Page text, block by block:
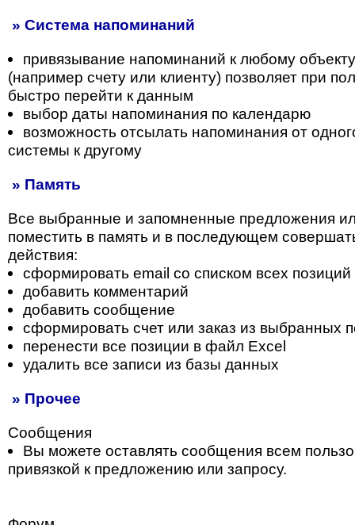
» Система напоминаний
привязывание напоминаний к любому
(например счету или клиенту) позволяет при
быстро перейти к данным
выбор даты напоминания по календарю
возможность отсылать напоминания от
системы к другому
» Память
Все выбранные и запомненные предложения
поместить в память и в последующем
действия:
сформировать email со списком всех позиций
добавить комментарий
добавить сообщение
сформировать счет или заказ из выбранных
перенести все позиции в файл Excel
удалить все записи из базы данных
» Прочее
Сообщения
Вы можете оставлять сообщения всем
привязкой к предложению или запросу.